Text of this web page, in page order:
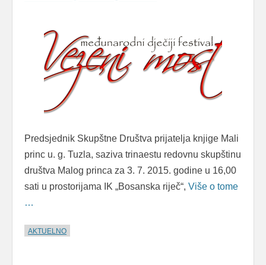
Predsjednik Skupštne Društva prijatelja knjige Mali
princ u. g. Tuzla, saziva trinaestu redovnu skupštinu
društva Malog princa za 3. 7. 2015. godine u 16,00
sati u prostorijama IK „Bosanska riječ“, Više o tome
…
AKTUELNO